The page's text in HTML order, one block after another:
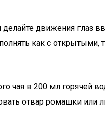
делайте движения глаз
как с открытыми,
чая в 200 мл горячей
отвар ромашки или